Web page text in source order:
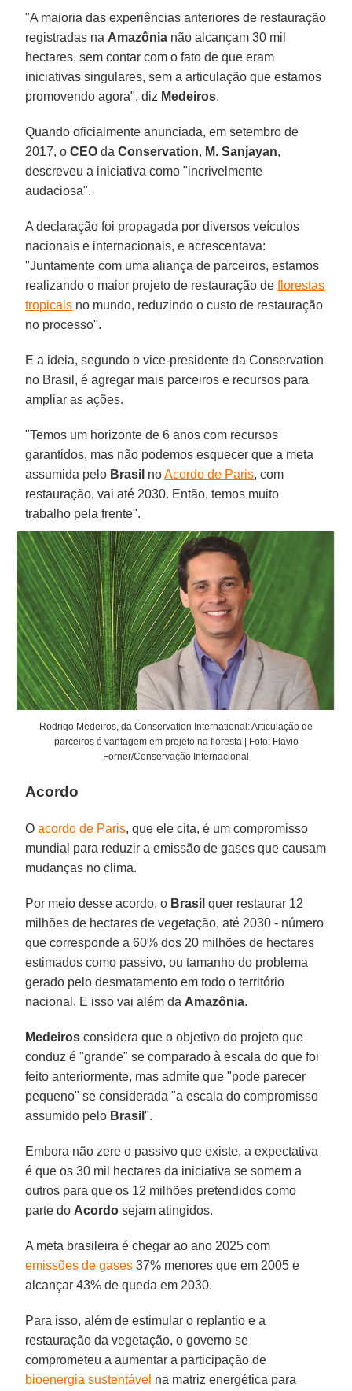
"A maioria das experiências anteriores de restauração
registradas na Amazônia não alcançam 30 mil
hectares, sem contar com o fato de que eram
iniciativas singulares, sem a articulação que estamos
promovendo agora", diz Medeiros.
Quando oficialmente anunciada, em setembro de
2017, oCEO daConservation, M. Sanjayan,
descreveu a iniciativa como "incrivelmente
audaciosa".
A declaração foi propagada por diversos veículos
nacionais e internacionais, e acrescentava:
"Juntamente com uma aliança de parceiros, estamos
realizando o maior projeto de restauração deflorestas
tropicais no mundo, reduzindo o custo de restauração
no processo".
E a ideia, segundo o vice-presidente da Conservation
no Brasil, é agregar mais parceiros e recursos para
ampliar as ações.
"Temos um horizonte de 6 anos com recursos
garantidos, mas não podemos esquecer que a meta
assumida pelo Brasil noAcordo de Paris, com
restauração, vai até 2030. Então, temos muito
trabalho pela frente".
Rodrigo Medeiros, da Conservation International: Articulação de
parceiros é vantagem em projeto na floresta | Foto: Flavio
Forner/Conservação Internacional
Acordo
Oacordo de Paris, que ele cita, é um compromisso
mundial para reduzir a emissão de gases que causam
mudanças no clima.
Por meio desse acordo, o Brasil quer restaurar 12
milhões de hectares de vegetação, até 2030 - número
que corresponde a 60% dos 20 milhões de hectares
estimados como passivo, ou tamanho do problema
gerado pelo desmatamento em todo o território
nacional. E isso vai além da Amazônia.
Medeiros considera que o objetivo do projeto que
conduz é "grande" se comparado à escala do que foi
feito anteriormente, mas admite que "pode parecer
pequeno" se considerada "a escala do compromisso
assumido pelo Brasil".
Embora não zere o passivo que existe, a expectativa
é que os 30 mil hectares da iniciativa se somem a
outros para que os 12 milhões pretendidos como
parte do Acordo sejam atingidos.
A meta brasileira é chegar ao ano 2025 com
emissões de gases 37% menores que em 2005 e
alcançar 43% de queda em 2030.
Para isso, além de estimular o replantio e a
restauração da vegetação, o governo se
comprometeu a aumentar a participação de
bioenergia sustentável na matriz energética para